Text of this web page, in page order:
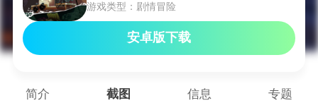
游戏类型：剧情冒险
安卓版下载
简介 截图 信息 专题